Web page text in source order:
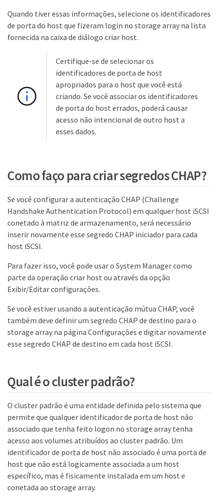
Quando tiver essas informações, selecione os identificadores
de porta do host que fizeram login no storage array na lista
fornecida na caixa de diálogo criar host.
Certifique-se de selecionar os
identificadores de porta de host
apropriados para o host que você está
criando. Se você associar os identificadores
de porta do host errados, poderá causar
acesso não intencional de outro host a
esses dados.
Como faço para criar segredos CHAP?
Se você configurar a autenticação CHAP (Challenge
Handshake Authentication Protocol) em qualquer host iSCSI
conetado à matriz de armazenamento, será necessário
inserir novamente esse segredo CHAP iniciador para cada
host iSCSI.
Para fazer isso, você pode usar o System Manager como
parte da operação criar host ou através da opção
Exibir/Editar configurações.
Se você estiver usando a autenticação mútua CHAP, você
também deve definir um segredo CHAP de destino para o
storage array na página Configurações e digitar novamente
esse segredo CHAP de destino em cada host iSCSI.
Qual é o cluster padrão?
O cluster padrão é uma entidade definida pelo sistema que
permite que qualquer identificador de porta de host não
associado que tenha feito logon no storage array tenha
acesso aos volumes atribuídos ao cluster padrão. Um
identificador de porta de host não associado é uma porta de
host que não está logicamente associada a um host
específico, mas é fisicamente instalada em um host e
conetada ao storage array.